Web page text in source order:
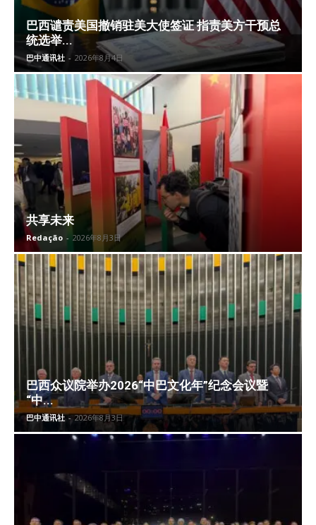
巴西谴责美国撤销驻美大使签证 指责美方干预总
统选举...
巴中通讯社 - 2026年8月4日
共享未来
Redação - 2026年8月3日
巴西众议院举办2026“中巴文化年”纪念会议暨
“中...
巴中通讯社 - 2026年8月3日